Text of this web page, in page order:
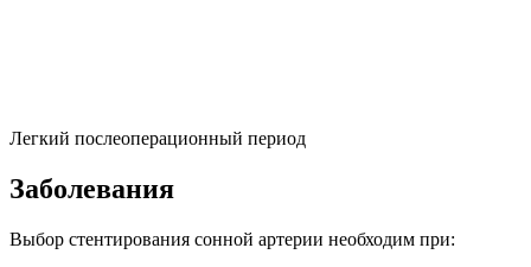
Легкий послеоперационный период
Заболевания
Выбор стентирования сонной артерии необходим при: